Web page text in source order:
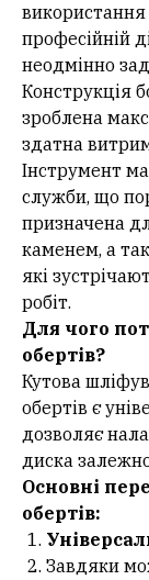
використання
професійній
неодмінно
Конструкція
зроблена
здатна
Інструмент
служби, що
призначена
каменем, а
які
робіт.
Для чого
обертів?
Кутова
обертів є
дозволяє
диска
Основні
обертів:
Завдяки